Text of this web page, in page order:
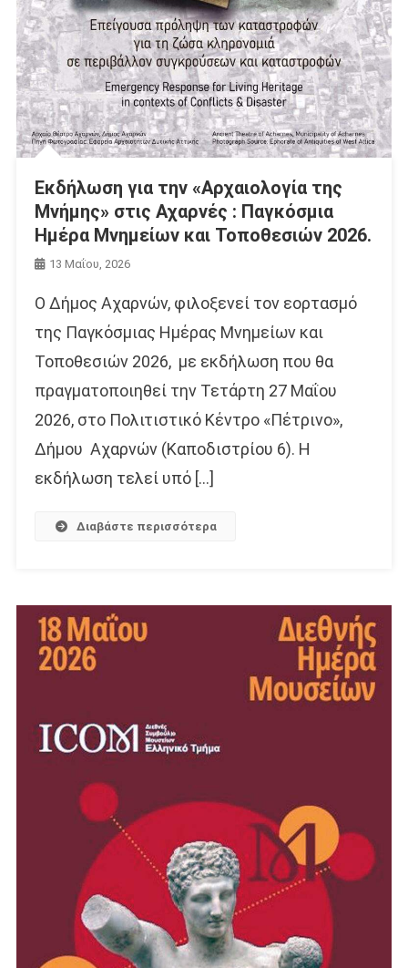
Εκδήλωση για την «Αρχαιολογία της
Μνήμης» στις Αχαρνές : Παγκόσμια
Ημέρα Μνημείων και Τοποθεσιών 2026.
13 Μαΐου, 2026
Ο Δήμος Αχαρνών, φιλοξενεί τον εορτασμό
της Παγκόσμιας Ημέρας Μνημείων και
Τοποθεσιών 2026, με εκδήλωση που θα
πραγματοποιηθεί την Τετάρτη 27 Μαΐου
2026, στο Πολιτιστικό Κέντρο «Πέτρινο»,
Δήμου Αχαρνών (Καποδιστρίου 6). Η
εκδήλωση τελεί υπό […]
Διαβάστε περισσότερα